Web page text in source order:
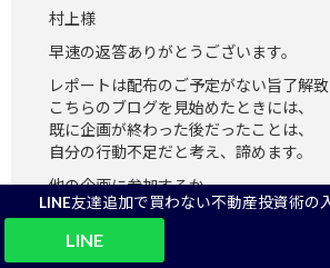
LINE友達追加で買わない不動産投資術の
LINE
村上様
早速の返答ありがとうございます。
レポートは配布のご予定がない旨了解致
こちらのブログを見始めたときには、
既に企画が終わった後だったことは、
自分の行動不足だと考え、諦めます。
他の企画に参加するか、
個人面談に申し込ませて頂くこうと思
その際にはぜひよろしくお願い致します